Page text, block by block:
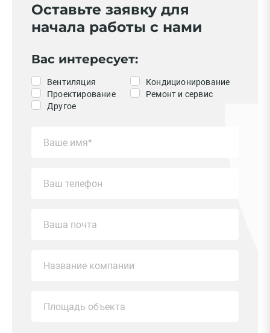
Оставьте заявку для
начала работы с нами
Вас интересует:
Вентиляция
Кондиционирование
Проектирование
Ремонт и сервис
Другое